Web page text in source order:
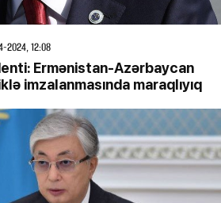
2024, 12:08
Ermənistan-Azərbaycan
imzalanmasında maraqlıyıq